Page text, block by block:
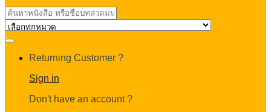
Search
for:
Returning Customer ?
Sign in
Don't have an account ?